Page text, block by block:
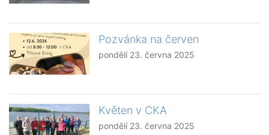
Pozvánka na červen
pondělí 23. června 2025
Květen v CKA
pondělí 23. června 2025